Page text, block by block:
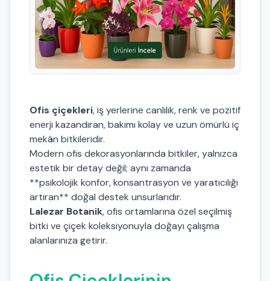
Ofis çiçekleri, iş yerlerine canlılık, renk ve pozitif
enerji kazandıran, bakımı kolay ve uzun ömürlü iç
mekân bitkileridir.
Modern ofis dekorasyonlarında bitkiler, yalnızca
estetik bir detay değil; aynı zamanda
**psikolojik konfor, konsantrasyon ve yaratıcılığı
artıran** doğal destek unsurlarıdır.
Lalezar Botanik, ofis ortamlarına özel seçilmiş
bitki ve çiçek koleksiyonuyla doğayı çalışma
alanlarınıza getirir.